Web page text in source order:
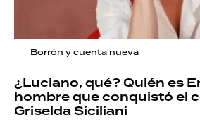
Borrón y cuenta nueva
¿Luciano, qué? Quién es
hombre que conquistó el
Griselda Siciliani